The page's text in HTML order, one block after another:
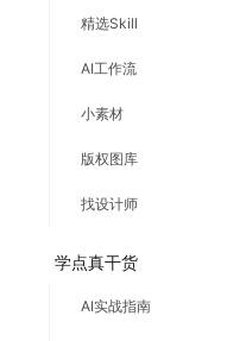
精选Skill
AI工作流
小素材
版权图库
找设计师
学点真干货
AI实战指南